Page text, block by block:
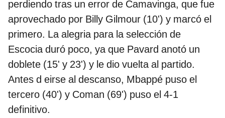
perdiendo tras un error de Camavinga, que fue
aprovechado por Billy Gilmour (10') y marcó el
primero. La alegria para la selección de
Escocia duró poco, ya que Pavard anotó un
doblete (15' y 23') y le dio vuelta al partido.
Antes d eirse al descanso, Mbappé puso el
tercero (40') y Coman (69') puso el 4-1
definitivo.